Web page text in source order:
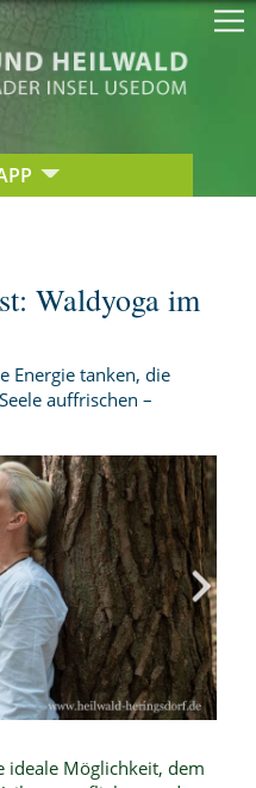
Waldyoga im
Energie tanken, die
auffrischen –
ideale Möglichkeit, dem